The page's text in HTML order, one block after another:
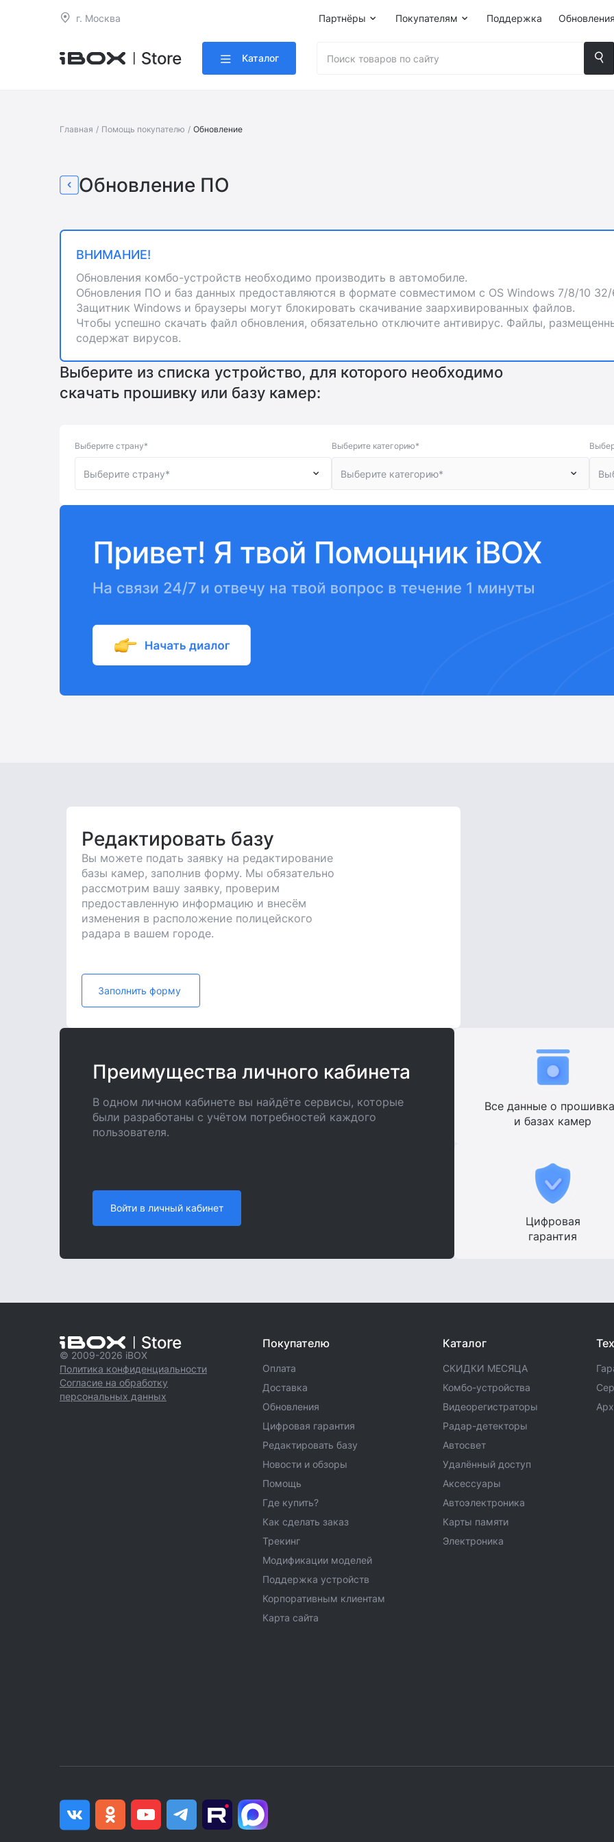
г. Москва Партнёры Покупателям Поддержка Обновления
Каталог
Главная / Помощь покупателю / Обновление
Обновление ПО
ВНИМАНИЕ!
Обновления комбо-устройств необходимо производить в автомобиле.
Обновления ПО и баз данных предоставляются в формате совместимом с OS Windows 7/8/10
Защитник Windows и браузеры могут блокировать скачивание заархивированных файлов.
Чтобы успешно скачать файл обновления, обязательно отключите антивирус. Файлы,
содержат вирусов.
Выберите из списка устройство, для которого необходимо
скачать прошивку или базу камер:
Выберите страну* Выберите категорию*
Редактировать базу
Вы можете подать заявку на редактирование
базы камер, заполнив форму. Мы обязательно
рассмотрим вашу заявку, проверим
предоставленную информацию и внесём
изменения в расположение полицейского
радара в вашем городе.
Заполнить форму
Преимущества личного кабинета
В одном личном кабинете вы найдёте сервисы, которые
были разработаны с учётом потребностей каждого
пользователя.
Войти в личный кабинет
Все данные о
и базах камер
Цифровая
гарантия
© 2009-2026 iBOX
Политика конфиденциальности
Согласие на обработку
персональных данных
Покупателю
Оплата
Доставка
Обновления
Цифровая гарантия
Редактировать базу
Новости и обзоры
Помощь
Где купить?
Как сделать заказ
Трекинг
Модификации моделей
Поддержка устройств
Корпоративным клиентам
Карта сайта
Каталог
СКИДКИ МЕСЯЦА
Комбо-устройства
Видеорегистраторы
Радар-детекторы
Автосвет
Удалённый доступ
Аксессуары
Автоэлектроника
Карты памяти
Электроника